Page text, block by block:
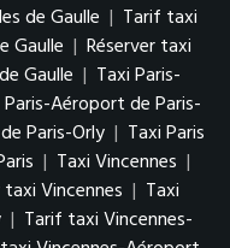
de Gaulle | Tarif taxi
Gaulle | Réserver taxi
Gaulle | Taxi Paris-
Aéroport de Paris-
Paris-Orly | Taxi Paris
| Taxi Vincennes |
taxi Vincennes | Taxi
| Tarif taxi Vincennes-